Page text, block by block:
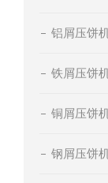
铝屑压饼
铁屑压饼
铜屑压饼
钢屑压饼